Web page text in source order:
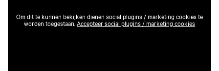
Om dit te kunnen bekijken dienen social plugins / marketing cookies te
worden toegestaan.Accepteer social plugins / marketing cookies